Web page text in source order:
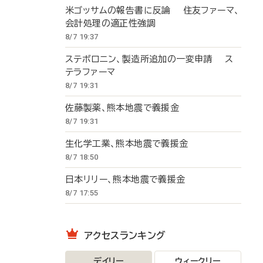
米ゴッサムの報告書に反論 住友ファーマ、
会計処理の適正性強調
8/7 19:37
ステボロニン、製造所追加の一変申請 ス
テラファーマ
8/7 19:31
佐藤製薬、熊本地震で義援金
8/7 19:31
生化学工業、熊本地震で義援金
8/7 18:50
日本リリー、熊本地震で義援金
8/7 17:55
アクセスランキング
デイリー ウィークリー